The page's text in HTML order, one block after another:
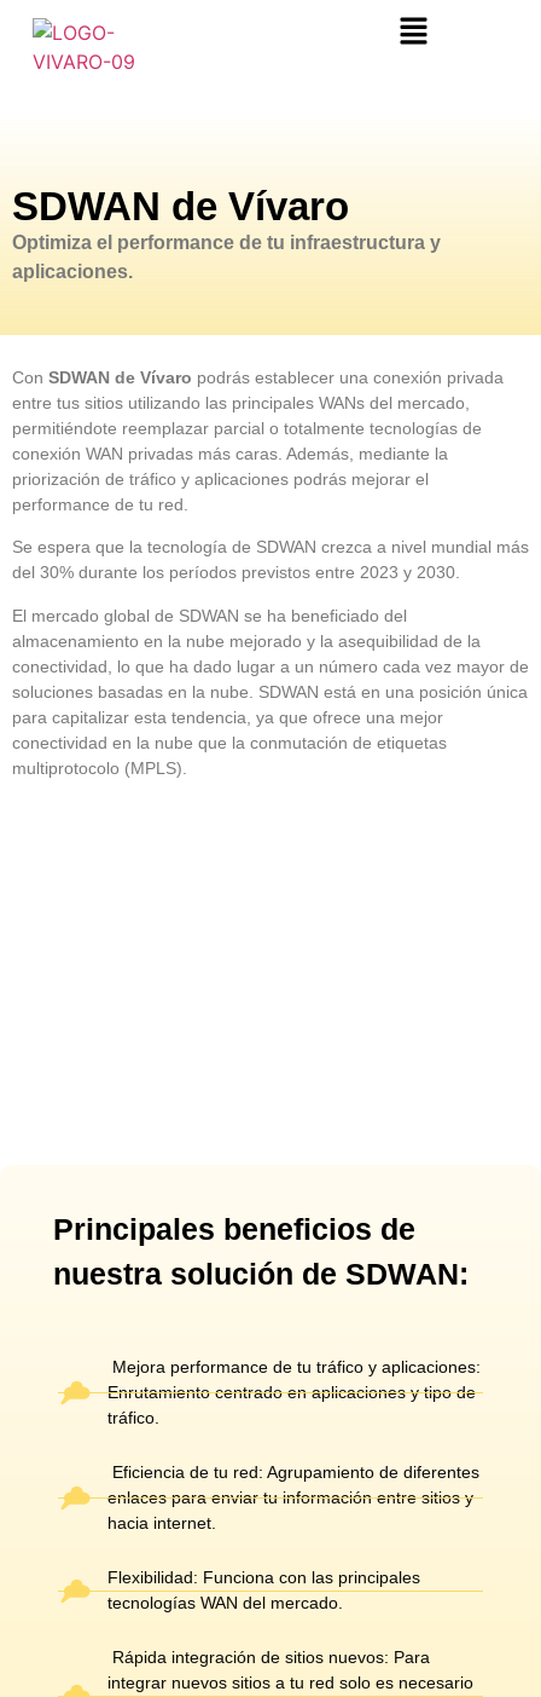
SDWAN de Vívaro
Optimiza el performance de tu infraestructura y
aplicaciones.
Con SDWAN de Vívaro podrás establecer una conexión privada
entre tus sitios utilizando las principales WANs del mercado,
permitiéndote reemplazar parcial o totalmente tecnologías de
conexión WAN privadas más caras. Además, mediante la
priorización de tráfico y aplicaciones podrás mejorar el
performance de tu red.
Se espera que la tecnología de SDWAN crezca a nivel mundial más
del 30% durante los períodos previstos entre 2023 y 2030.
El mercado global de SDWAN se ha beneficiado del
almacenamiento en la nube mejorado y la asequibilidad de la
conectividad, lo que ha dado lugar a un número cada vez mayor de
soluciones basadas en la nube. SDWAN está en una posición única
para capitalizar esta tendencia, ya que ofrece una mejor
conectividad en la nube que la conmutación de etiquetas
multiprotocolo (MPLS).
Principales beneficios de
nuestra solución de SDWAN:
Mejora performance de tu tráfico y aplicaciones:
Enrutamiento centrado en aplicaciones y tipo de
tráfico.
Eficiencia de tu red: Agrupamiento de diferentes
enlaces para enviar tu información entre sitios y
hacia internet.
Flexibilidad: Funciona con las principales
tecnologías WAN del mercado.
Rápida integración de sitios nuevos: Para
integrar nuevos sitios a tu red solo es necesario